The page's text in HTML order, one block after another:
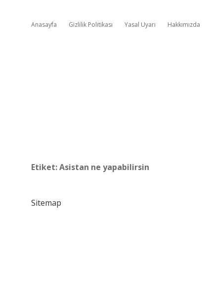
Anasayfa Gizlilik Politikası Yasal Uyarı Hakkımızda
Etiket:Asistan ne yapabilirsin
Sitemap